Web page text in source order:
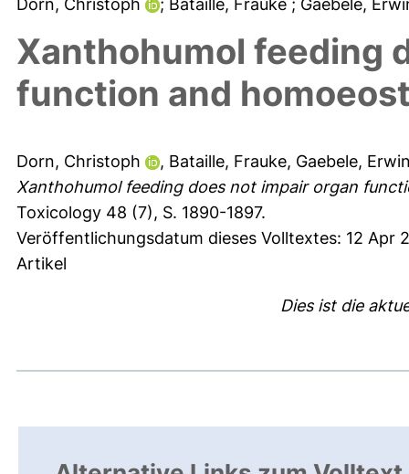
Dorn, Christoph ; Bataille, Frauke ; Gaebele,
Xanthohumol feeding
function and
Dorn, Christoph , Bataille, Frauke, Gaebele,
Xanthohumol feeding does not impair organ
Toxicology 48 (7), S. 1890-1897.
Veröffentlichungsdatum dieses Volltextes: 12 Apr
Artikel
Dies ist die